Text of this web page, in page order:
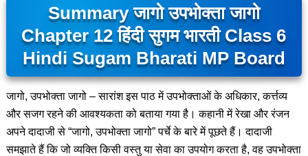
Summary जागो उपभोक्ता जागो
Chapter 12 हिंदी सुगम भारती Class 6
Hindi Sugam Bharati MP Board
जागो, उपभोक्ता जागो – सारांश इस पाठ में उपभोक्ताओं के अधिकार, कर्त्तव्य
और सजग रहने की आवश्यकता को बताया गया है। कहानी में रेखा और रंजन
अपने दादाजी से “जागो, उपभोक्ता जागो” पर्चे के बारे में पूछते हैं। दादाजी
समझाते हैं कि जो व्यक्ति किसी वस्तु या सेवा का उपयोग करता है, वह उपभोक्ता